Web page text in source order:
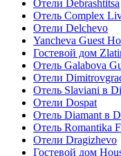
Отели Debrashtitsa
Отель Complex
Отели Delchevo
Yancheva Guest
Гостевой дом
Отель Galabova
Отели
Отель Slaviani в
Отели Dospat
Отель Diamant в
Отель Romantika
Отели Dragizhevo
Гостевой дом